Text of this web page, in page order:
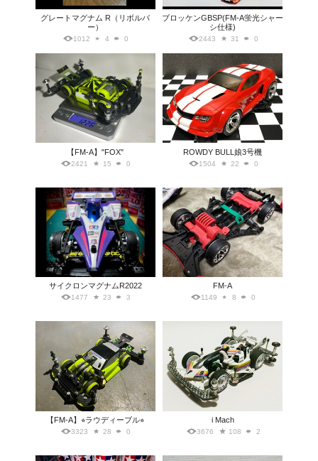
グレートマグナム R（リボルバ
ー）
1012 4 0
ブロッケンGBSP(FM-A蛍光シャー
シ仕様)
2443 31 0
【FM-A】"FOX"
2421 15 0
ROWDY BULL娘3号機
1504 22 0
サイクロンマグナムR2022
1477 23 3
FM-A
1149 8 0
【FM-A】⭐︎ラウディーブル⭐︎
3323 28 0
i Mach
3676 108 2